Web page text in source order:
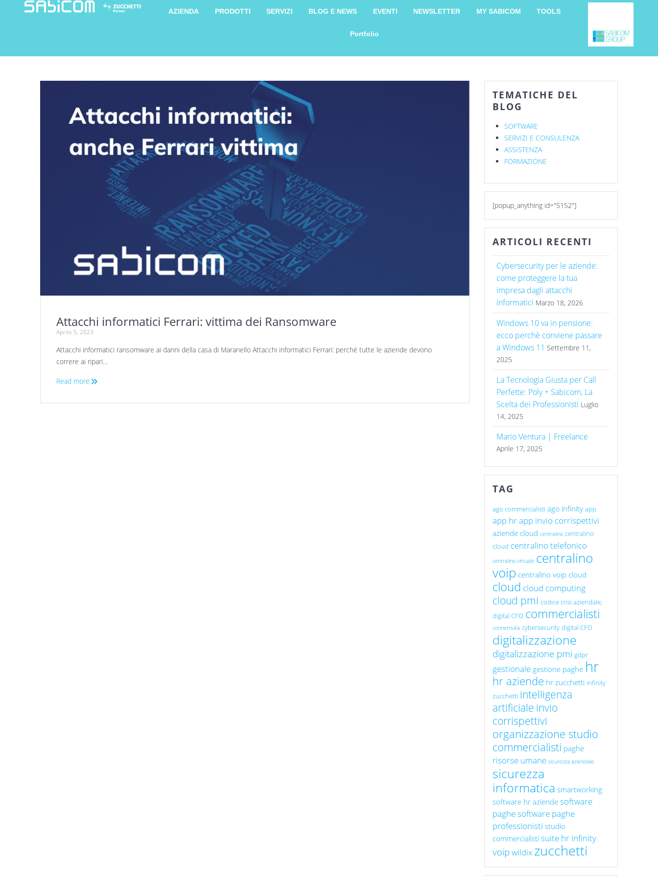
AZIENDA PRODOTTI SERVIZI BLOG E NEWS EVENTI NEWSLETTER MY SABICOM TOOLS
Portfolio
Attacchi informatici Ferrari: vittima dei Ransomware
Aprile 5, 2023
Attacchi informatici ransomware ai danni della casa di Maranello Attacchi informatici Ferrari: perché tutte le aziende devono
correre ai ripari…
Read more
TEMATICHE DEL
BLOG
SOFTWARE
SERVIZI E CONSULENZA
ASSISTENZA
FORMAZIONE
[popup_anything id="5152"]
ARTICOLI RECENTI
Cybersecurity per le aziende:
come proteggere la tua
impresa dagli attacchi
informatici Marzo 18, 2026
Windows 10 va in pensione:
ecco perchè conviene passare
a Windows 11 Settembre 11,
2025
La Tecnologia Giusta per Call
Perfette: Poly + Sabicom, La
Scelta dei Professionisti Luglio
14, 2025
Mario Ventura | Freelance
Aprile 17, 2025
TAG
ago commercialisti ago infinity app
app hrapp invio corrispettivi
aziende cloud centralino centralino
cloud centralino telefonico
centralino virtuale centralino
voip centralino voip cloud
cloud cloud computing
cloud pmi codice crisi aziendale;
digital CFO commercialisti
connettività cybersecurity digital CFO
digitalizzazione
digitalizzazione pmi gdpr
gestionale gestione paghe hr
hr aziende hr zucchetti infinity
zucchetti intelligenza
artificiale invio
corrispettivi
organizzazione studio
commercialisti paghe
risorse umane sicurezza aziendale
sicurezza
informatica smartworking
software hr aziende software
paghesoftware paghe
professionisti studio
commercialisti suite hr infinity
voipwildix zucchetti